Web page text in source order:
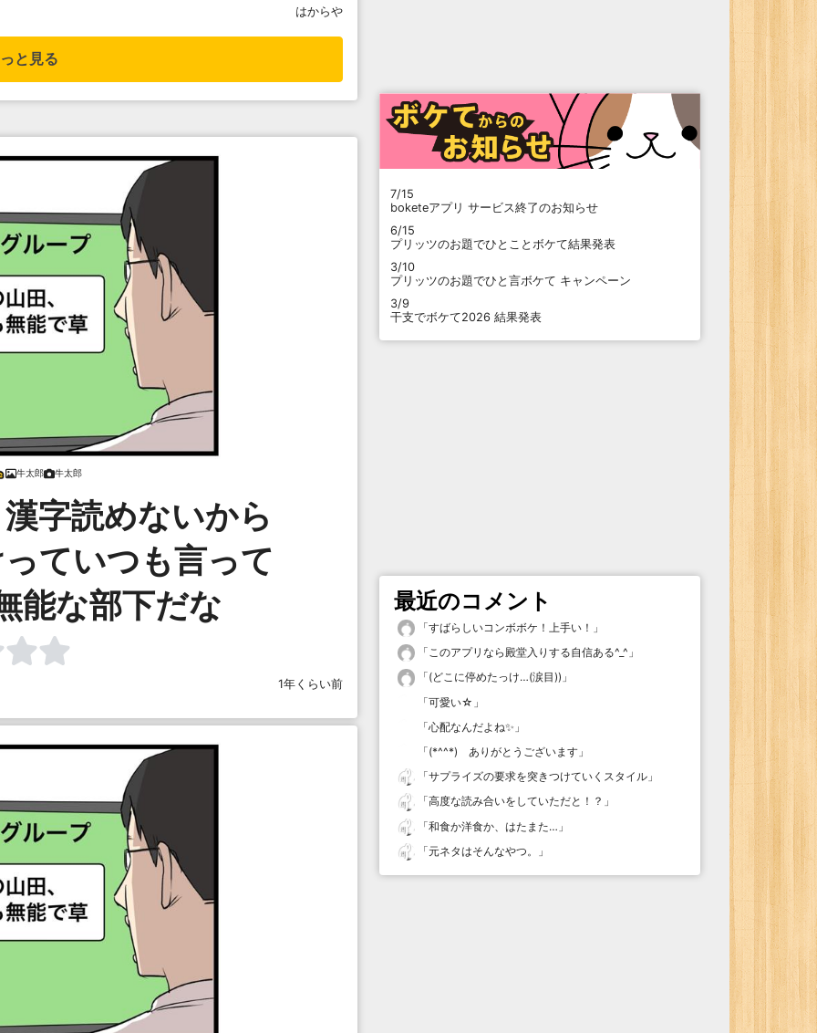
はからや
と見る
牛太郎 牛太郎
字読めないから
ていつも言って
能な部下だな
1年くらい前
7/15
boketeアプリ サービス終了のお知らせ
6/15
プリッツのお題でひとことボケて結果発表
3/10
プリッツのお題でひと言ボケて キャンペーン
3/9
干支でボケて2026 結果発表
最近のコメント
「すばらしいコンボボケ！上手い！ 」
「このアプリなら殿堂入りする自信ある^_^ 」
「(どこに停めたっけ…(涙目)) 」
「可愛い☆ 」
「心配なんだよね✨ 」
「(*^^*) ありがとうございます 」
「サプライズの要求を突きつけていくスタイル 」
「高度な読み合いをしていただと！？ 」
「和食か洋食か、はたまた… 」
「元ネタはそんなやつ。 」